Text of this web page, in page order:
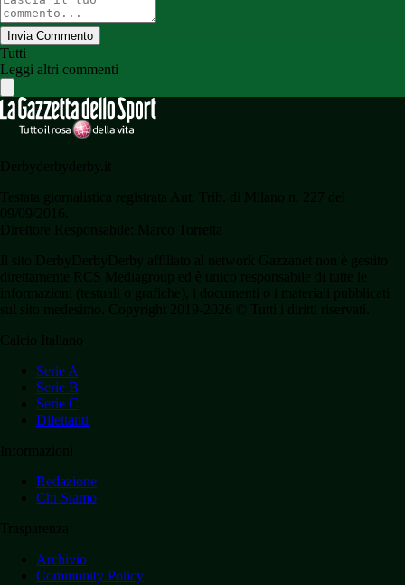
Invia Commento
Tutti
Leggi altri commenti
Serie A
Serie B
Serie C
Dilettanti
Redazione
Chi Siamo
Archivio
Community Policy